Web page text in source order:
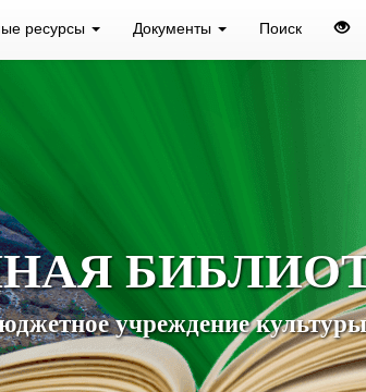
ресурсы Документы Поиск
учреждение